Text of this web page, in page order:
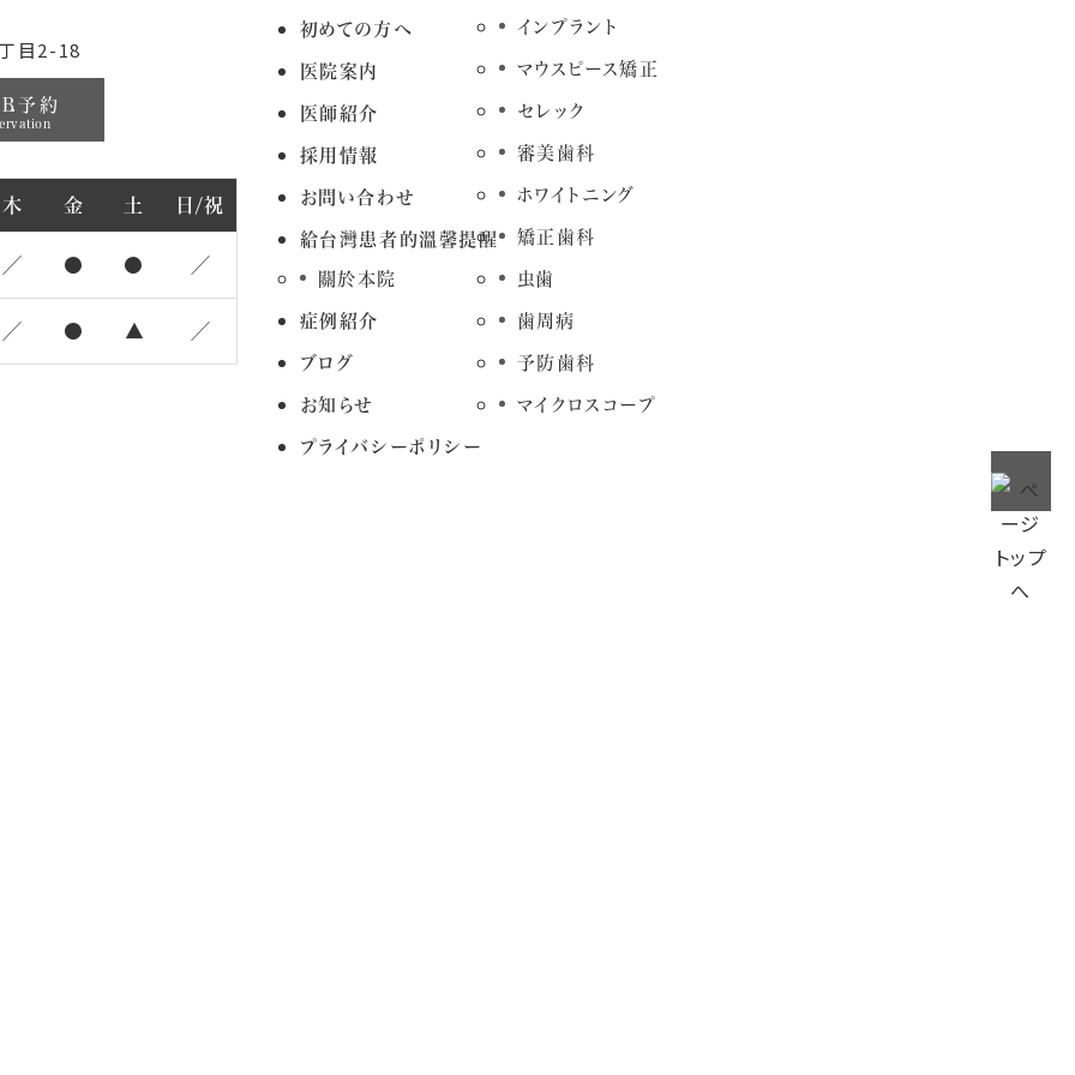
目2-18
予約
木 金 土 日/祝
／ ● ● ／
／ ● ▲ ／
初めての方へ
医院案内
医師紹介
採用情報
お問い合わせ
給台灣患者的溫馨提醒
關於本院
症例紹介
ブログ
お知らせ
プライバシーポリシー
インプラント
マウスピース矯正
セレック
審美歯科
ホワイトニング
矯正歯科
虫歯
歯周病
予防歯科
マイクロスコープ